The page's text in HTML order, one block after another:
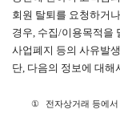
회원 탈퇴를 요청하거
경우, 수집/이용목적을
사업폐지 등의 사유발
단, 다음의 정보에 대해
① 전자상거래 등에